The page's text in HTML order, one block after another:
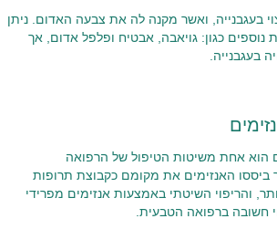
בעגבנייה, ואשר מקנה לה את צבעה האדום. ניתן
נוספים כגון: גויאבה, אבטיח ופלפל אדום, אך
בעגבנייה.
הוא אחת משיטות הטיפול של הרפואה
ביססו האנזימים את מקומם כקבוצת תרופות
והריפוי השיטתי באמצעות אנזימים מפרידי
חשובה ברפואה הטבעית.